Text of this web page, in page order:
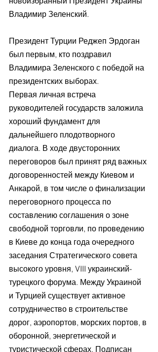
Владимир Зеленский.
Президент Турции Реджеп Эрдоган
был первым, кто поздравил
Владимира Зеленского с победой на
президентских выборах.
Первая личная встреча
руководителей государств заложила
хороший фундамент для
дальнейшего плодотворного
диалога. В ходе двусторонних
переговоров был принят ряд важных
договоренностей между Киевом и
Анкарой, в том числе о финализации
переговорного процесса по
составлению соглашения о зоне
свободной торговли, по проведению
в Киеве до конца года очередного
заседания Стратегического совета
высокого уровня, VIII украинский-
турецкого форума. Между Украиной
и Турцией существует активное
сотрудничество в строительстве
дорог, аэропортов, морских портов, в
оборонной, энергетической и
туристической сферах. Подписан